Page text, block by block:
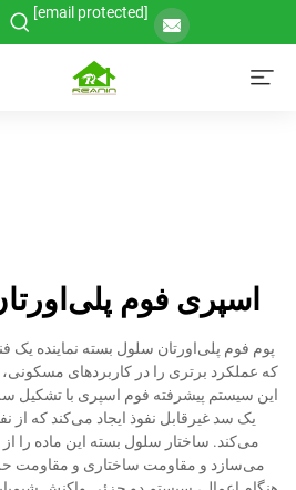
[email protected]
اسپری فوم
پوم فوم پلی‌اورتان سلول بسته نماینده یک
که عملکرد برتری را در کاربردهای
این سیستم پیشرفته فوم اسپری با تشکیل
یک سد غیرقابل نفوذ ایجاد می‌کند که از
می‌کند. ساختار سلول بسته این ماده را از
می‌سازد و مقاومت ساختاری و مقاومت